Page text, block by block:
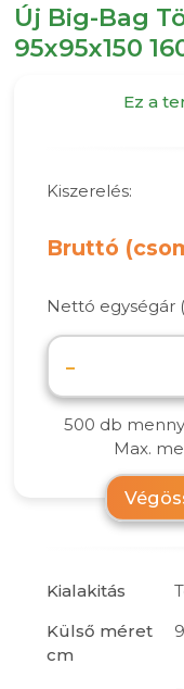
Új Big-Bag
95x95x150
Ez a
Kiszerelés:
Bruttó
Nettó egységár
-
500 db
Max.
Kialakitás
Külső méret
cm